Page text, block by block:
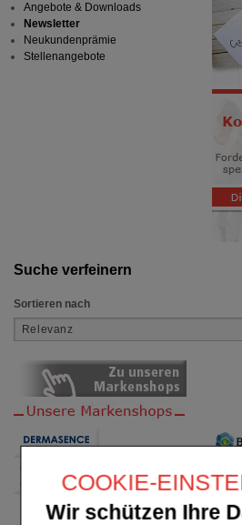
COOKIE-
Wir schützen Ihre
Suche verfeinern
Sortieren nach
Angebote & Downloads
Newsletter
Neukundenprämie
Stellenangebote